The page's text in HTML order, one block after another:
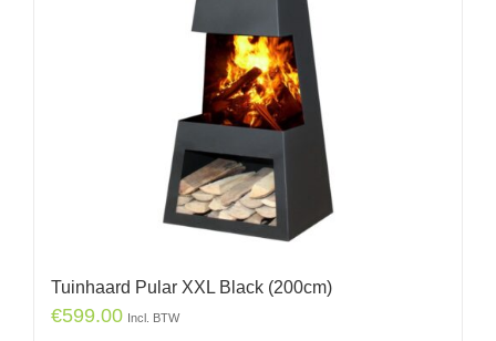
Tuinhaard Pular XXL Black (200cm)
€599.00 Incl. BTW